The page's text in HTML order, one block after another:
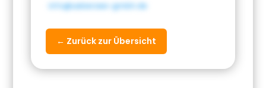
info@uebersee-gmbh.de
← Zurück zur Übersicht